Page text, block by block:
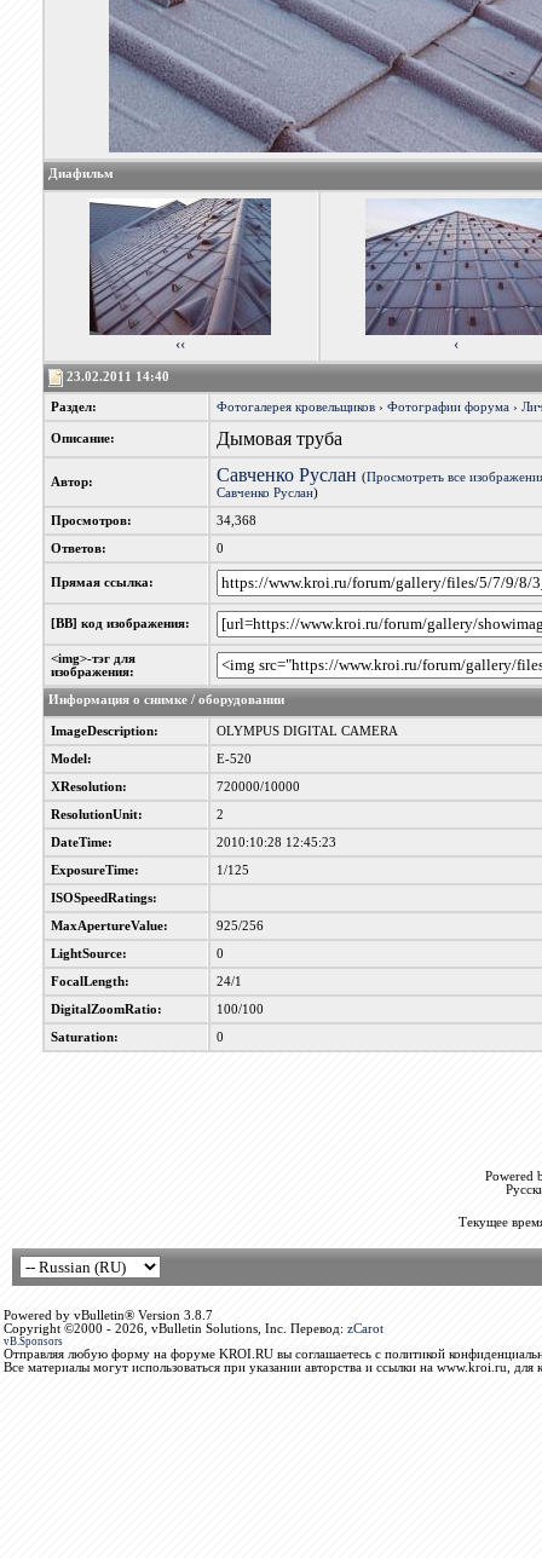
Диафильм
‹‹ ‹
23.02.2011 14:40
Раздел: Фотогалерея кровельщиков› Фотографии форума›
Описание: Дымовая труба
Автор: Савченко Руслан (Просмотреть все
Савченко Руслан)
Просмотров: 34,368
Ответов: 0
Прямая ссылка:
[BB] код изображения:
<img>-тэг для
изображения:
Информация о снимке / оборудовании
ImageDescription: OLYMPUS DIGITAL CAMERA
Model: E-520
XResolution: 720000/10000
ResolutionUnit: 2
DateTime: 2010:10:28 12:45:23
ExposureTime: 1/125
ISOSpeedRatings:
MaxApertureValue: 925/256
LightSource: 0
FocalLength: 24/1
DigitalZoomRatio: 100/100
Saturation: 0
Powered
Текущее
Powered by vBulletin® Version 3.8.7
Copyright ©2000 - 2026, vBulletin Solutions, Inc. Перевод: zCarot
vB.Sponsors
Отправляя любую форму на форуме KROI.RU вы соглашаетесь с политикой
Все материалы могут использоваться при указании авторства и ссылки на www.kroi.ru, для